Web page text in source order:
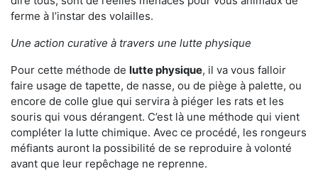
ferme à l’instar des volailles.
Une action curative à travers une lutte physique
Pour cette méthode de lutte physique, il va vous falloir
faire usage de tapette, de nasse, ou de piège à palette, ou
encore de colle glue qui servira à piéger les rats et les
souris qui vous dérangent. C’est là une méthode qui vient
compléter la lutte chimique. Avec ce procédé, les rongeurs
méfiants auront la possibilité de se reproduire à volonté
avant que leur repêchage ne reprenne.